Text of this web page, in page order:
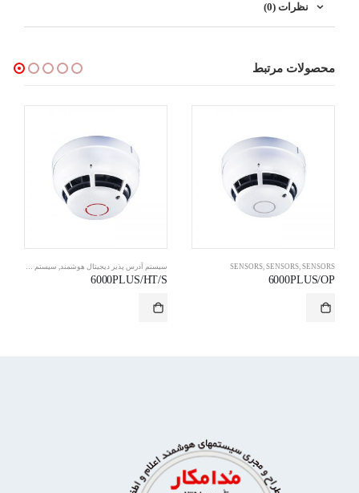
نظرات (0)
محصولات مرتبط
SENSORS, SENSORS, SENSORS
6000PLUS/OP
سیستم آدرس پذیر دیجیتال هوشمند, سیستم آدرس پذیر دیجیتال هوشمند
6000PLUS/HT/S